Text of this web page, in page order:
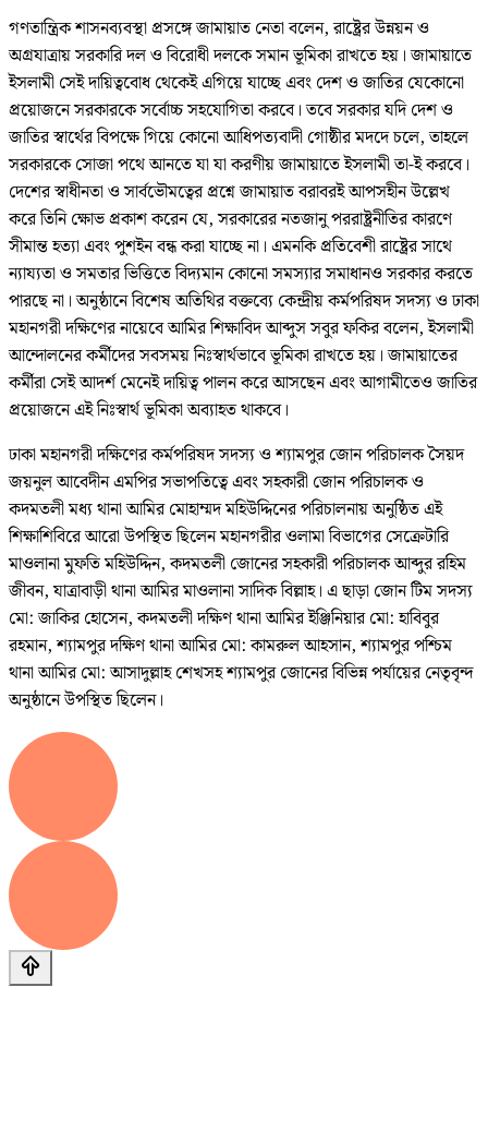
গণতান্ত্রিক শাসনব্যবস্থা প্রসঙ্গে জামায়াত নেতা বলেন, রাষ্ট্রের উন্নয়ন ও
অগ্রযাত্রায় সরকারি দল ও বিরোধী দলকে সমান ভূমিকা রাখতে হয়। জামায়াতে
ইসলামী সেই দায়িত্ববোধ থেকেই এগিয়ে যাচ্ছে এবং দেশ ও জাতির যেকোনো
প্রয়োজনে সরকারকে সর্বোচ্চ সহযোগিতা করবে। তবে সরকার যদি দেশ ও
জাতির স্বার্থের বিপক্ষে গিয়ে কোনো আধিপত্যবাদী গোষ্ঠীর মদদে চলে, তাহলে
সরকারকে সোজা পথে আনতে যা যা করণীয় জামায়াতে ইসলামী তা-ই করবে।
দেশের স্বাধীনতা ও সার্বভৌমত্বের প্রশ্নে জামায়াত বরাবরই আপসহীন উল্লেখ
করে তিনি ক্ষোভ প্রকাশ করেন যে, সরকারের নতজানু পররাষ্ট্রনীতির কারণে
সীমান্ত হত্যা এবং পুশইন বন্ধ করা যাচ্ছে না। এমনকি প্রতিবেশী রাষ্ট্রের সাথে
ন্যায্যতা ও সমতার ভিত্তিতে বিদ্যমান কোনো সমস্যার সমাধানও সরকার করতে
পারছে না। অনুষ্ঠানে বিশেষ অতিথির বক্তব্যে কেন্দ্রীয় কর্মপরিষদ সদস্য ও ঢাকা
মহানগরী দক্ষিণের নায়েবে আমির শিক্ষাবিদ আব্দুস সবুর ফকির বলেন, ইসলামী
আন্দোলনের কর্মীদের সবসময় নিঃস্বার্থভাবে ভূমিকা রাখতে হয়। জামায়াতের
কর্মীরা সেই আদর্শ মেনেই দায়িত্ব পালন করে আসছেন এবং আগামীতেও জাতির
প্রয়োজনে এই নিঃস্বার্থ ভূমিকা অব্যাহত থাকবে।
ঢাকা মহানগরী দক্ষিণের কর্মপরিষদ সদস্য ও শ্যামপুর জোন পরিচালক সৈয়দ
জয়নুল আবেদীন এমপির সভাপতিত্বে এবং সহকারী জোন পরিচালক ও
কদমতলী মধ্য থানা আমির মোহাম্মদ মহিউদ্দিনের পরিচালনায় অনুষ্ঠিত এই
শিক্ষাশিবিরে আরো উপস্থিত ছিলেন মহানগরীর ওলামা বিভাগের সেক্রেটারি
মাওলানা মুফতি মহিউদ্দিন, কদমতলী জোনের সহকারী পরিচালক আব্দুর রহিম
জীবন, যাত্রাবাড়ী থানা আমির মাওলানা সাদিক বিল্লাহ। এ ছাড়া জোন টিম সদস্য
মো: জাকির হোসেন, কদমতলী দক্ষিণ থানা আমির ইঞ্জিনিয়ার মো: হাবিবুর
রহমান, শ্যামপুর দক্ষিণ থানা আমির মো: কামরুল আহসান, শ্যামপুর পশ্চিম
থানা আমির মো: আসাদুল্লাহ শেখসহ শ্যামপুর জোনের বিভিন্ন পর্যায়ের নেতৃবৃন্দ
অনুষ্ঠানে উপস্থিত ছিলেন।